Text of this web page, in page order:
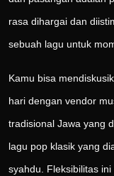
rasa dihargai dan
sebuah lagu untuk
Kamu bisa
hari dengan vendor
tradisional Jawa yang
lagu pop klasik yang
syahdu. Fleksibilitas